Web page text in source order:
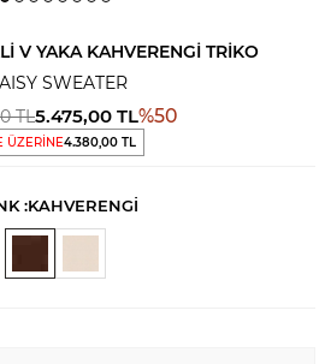
V YAKA KAHVERENGİ TRIKO
SWEATER
TL5.475,00 TL%50
ÜZERİNE4.380,00 TL
:KAHVERENGİ